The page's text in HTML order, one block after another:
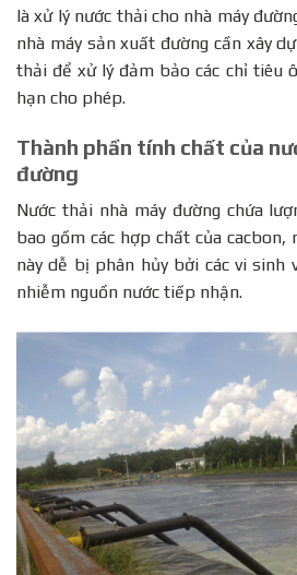
là xử lý nước thải cho nhà máy
nhà máy sản xuất đường cần xây
thải để xử lý đảm bảo các chỉ tiêu
hạn cho phép.
Thành phần tính chất của
đường
Nước thải nhà máy đường chứa
bao gồm các hợp chất của
này dễ bị phân hủy bởi các vi sinh
nhiễm nguồn nước tiếp nhận.